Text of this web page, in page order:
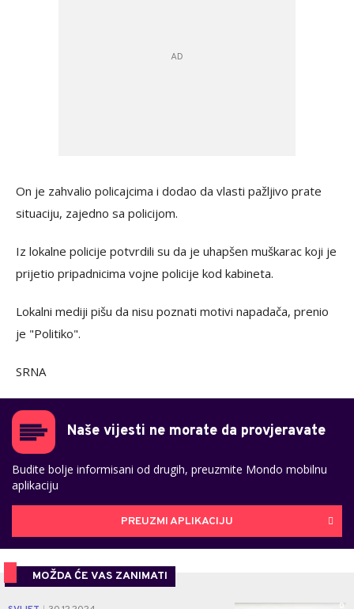
On je zahvalio policajcima i dodao da vlasti pažljivo prate
situaciju, zajedno sa policijom.
Iz lokalne policije potvrdili su da je uhapšen muškarac koji je
prijetio pripadnicima vojne policije kod kabineta.
Lokalni mediji pišu da nisu poznati motivi napadača, prenio
je "Politiko".
SRNA
Naše vijesti ne morate da provjeravate
Budite bolje informisani od drugih, preuzmite Mondo mobilnu
aplikaciju
PREUZMI APLIKACIJU
MOŽDA ĆE VAS ZANIMATI
0